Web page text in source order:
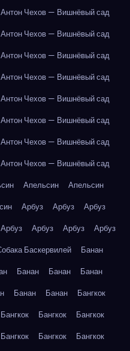
Антон Чехов — Вишнёвый сад
Антон Чехов — Вишнёвый сад
Антон Чехов — Вишнёвый сад
Антон Чехов — Вишнёвый сад
Антон Чехов — Вишнёвый сад
Антон Чехов — Вишнёвый сад
Антон Чехов — Вишнёвый сад
Антон Чехов — Вишнёвый сад
Апельсин
Апельсин
Арбуз Арбуз
Арбуз
Арбуз Арбуз Арбуз
Арбуз
Баскервилей
Банан
Банан Банан
Банан
Банан Банан
Бангкок
Бангкок Бангкок
Бангкок
Бангкок Бангкок Бангкок